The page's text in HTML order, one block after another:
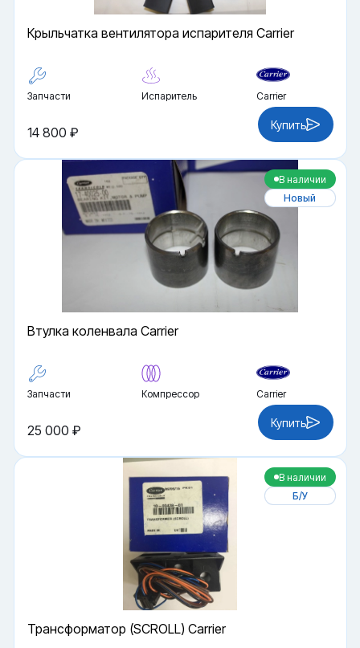
Крыльчатка вентилятора испарителя Carrier
Запчасти Испаритель Carrier
14 800 ₽ Купить
В наличии
Новый
Втулка коленвала Carrier
Запчасти Компрессор Carrier
25 000 ₽ Купить
В наличии
Б/У
Трансформатор (SCROLL) Carrier